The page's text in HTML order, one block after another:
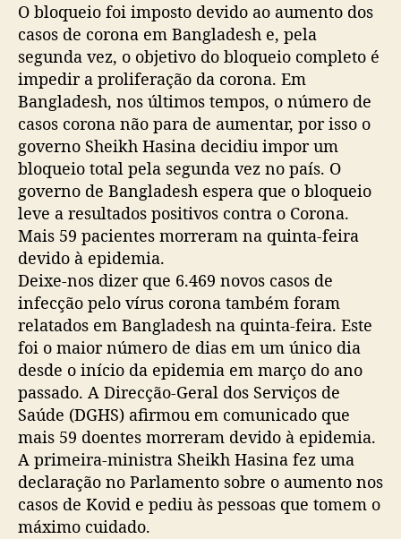
O bloqueio foi imposto devido ao aumento dos
casos de corona em Bangladesh e, pela
segunda vez, o objetivo do bloqueio completo é
impedir a proliferação da corona. Em
Bangladesh, nos últimos tempos, o número de
casos corona não para de aumentar, por isso o
governo Sheikh Hasina decidiu impor um
bloqueio total pela segunda vez no país. O
governo de Bangladesh espera que o bloqueio
leve a resultados positivos contra o Corona.
Mais 59 pacientes morreram na quinta-feira
devido à epidemia.
Deixe-nos dizer que 6.469 novos casos de
infecção pelo vírus corona também foram
relatados em Bangladesh na quinta-feira. Este
foi o maior número de dias em um único dia
desde o início da epidemia em março do ano
passado. A Direcção-Geral dos Serviços de
Saúde (DGHS) afirmou em comunicado que
mais 59 doentes morreram devido à epidemia.
A primeira-ministra Sheikh Hasina fez uma
declaração no Parlamento sobre o aumento nos
casos de Kovid e pediu às pessoas que tomem o
máximo cuidado.